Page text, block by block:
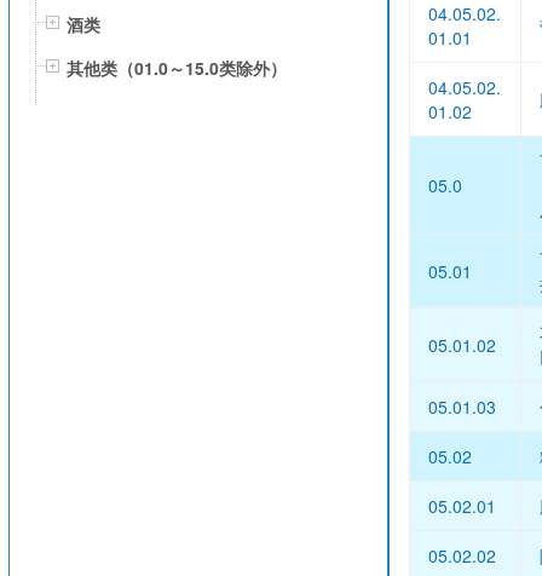
酒类
其他类（01.0～15.0类除外）
04.05.02.
01.01
04.05.02.
01.02
05.0
05.01
05.01.02
05.01.03
05.02
05.02.01
05.02.02